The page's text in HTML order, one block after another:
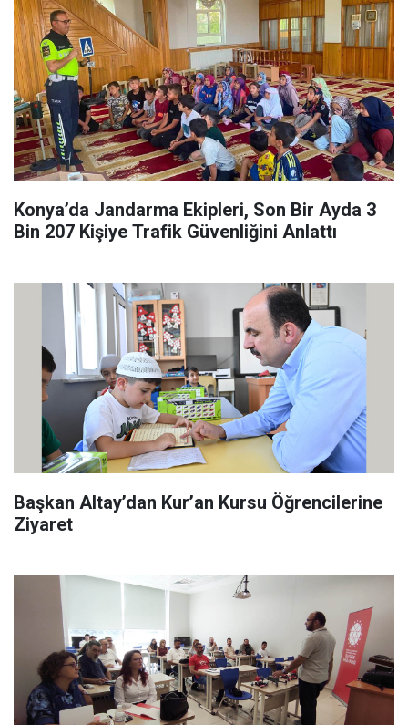
Konya’da Jandarma Ekipleri, Son Bir Ayda 3
Bin 207 Kişiye Trafik Güvenliğini Anlattı
Başkan Altay’dan Kur’an Kursu Öğrencilerine
Ziyaret